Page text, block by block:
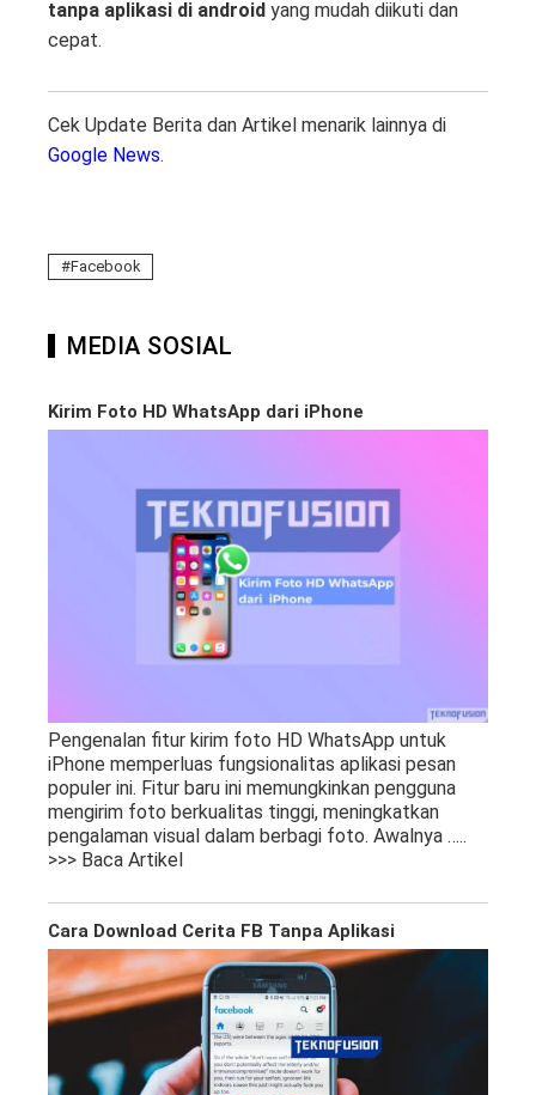
tanpa aplikasi di android yang mudah diikuti dan
cepat.
Cek Update Berita dan Artikel menarik lainnya di
Google News.
Facebook
MEDIA SOSIAL
Kirim Foto HD WhatsApp dari iPhone
Pengenalan fitur kirim foto HD WhatsApp untuk
iPhone memperluas fungsionalitas aplikasi pesan
populer ini. Fitur baru ini memungkinkan pengguna
mengirim foto berkualitas tinggi, meningkatkan
pengalaman visual dalam berbagi foto. Awalnya …..
>>> Baca Artikel
Cara Download Cerita FB Tanpa Aplikasi